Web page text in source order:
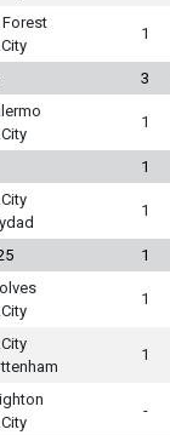
Forest
1
3
1
1
1
1
1
1
-